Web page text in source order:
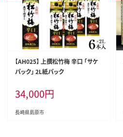
【AH025】 上撰松竹梅 辛口 「サケ
パック」 2L紙パック
34,000円
長崎県島原市